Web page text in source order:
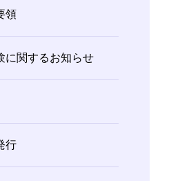
領
に関するお知らせ
行